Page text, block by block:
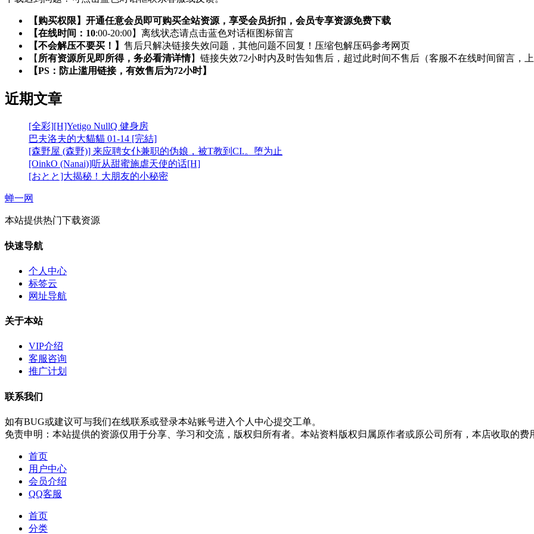
【购买权限】开通任意会员即可购买全站资源，享受会员折扣，会员专享资源免费下载
【在线时间：10:00-20:00】离线状态请点击蓝色对话框图标留言
【不会解压不要买！】 售后只解决链接失效问题，其他问题不回复！压缩包解压码参考网页
【 所有资源所见即所得，务必看清详情】链接失效72小时内及时告知售后，超过此时间不售后（客服不在线时间留言，上
【PS：防止滥用链接，有效售后为72小时】
近期文章
[全彩][H]Yetigo NullQ 健身房
巴夫洛夫的大貓貓 01-14 [完結]
[森野屋 (森野)] 来应聘女仆兼职的伪娘，被T教到CI.。堕为止
[OinkO (Nanai)]听从甜蜜施虐天使的话[H]
[おとと]大揭秘！大朋友的小秘密
蝉一网
本站提供热门下载资源
快速导航
个人中心
标签云
网址导航
关于本站
VIP介绍
客服咨询
推广计划
联系我们
如有BUG或建议可与我们在线联系或登录本站账号进入个人中心提交工单。
免责申明：本站提供的资源仅用于分享、学习和交流，版权归所有者。本站资料版权归属原作者或原公司所有，本店收取的费
首页
用户中心
会员介绍
QQ客服
首页
分类